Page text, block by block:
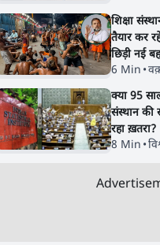
शिक्षा
तैयार कर
छिड़ी नई
6 Min •
क्या 95
संस्थान की
रहा ख़तरा?
8 Min •